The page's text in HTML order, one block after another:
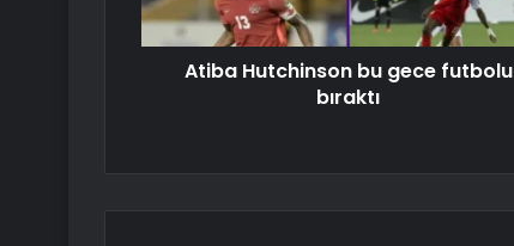
Atiba Hutchinson bu gece futbolu
bıraktı